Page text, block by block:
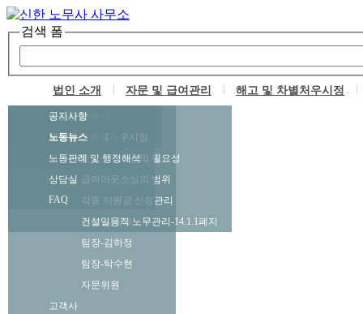
검색 폼
법인 소개
인사말
구성원
대표노무사-최동준
관리이사-이보라
사무장-이정순
실장-김영화
팀장-김하정
팀장-탁수현
자문위원
고객사
자문 및 급여관리
기업자문
급여아웃소싱
급여아웃소싱의 필요성
급여아웃소싱의 범위
각종 지원금 신청관리
건설일용직 노무관리-14.1.1폐지
해고 및 차별처우시정
부당해고 구제
비정규직 차별처우시정
업무상 재해
산재보상 종류
이의신청
임금체불
체당금
공지사항
노동뉴스
노동판례 및 행정해석
상담실
FAQ